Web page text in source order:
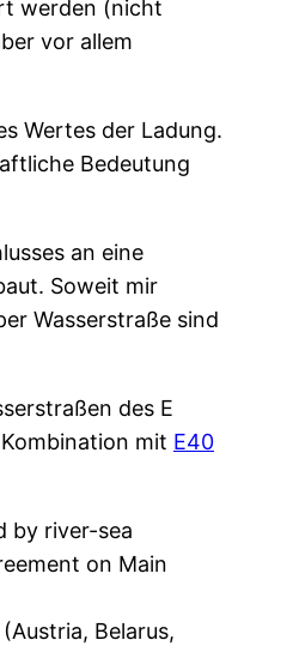
werden (nicht
vor allem
Wertes der Ladung.
Bedeutung
an eine
Soweit mir
Wasserstraße sind
des E
mit E40
by river-sea
on Main
Belarus,